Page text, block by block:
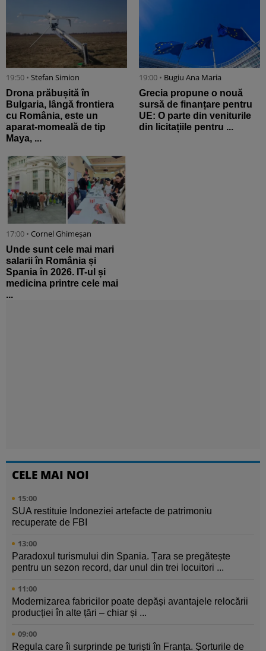
19:50 • Stefan Simion
Drona prăbușită în
Bulgaria, lângă frontiera
cu România, este un
aparat-momeală de tip
Maya, ...
19:00 • Bugiu ⁠Ana Maria
Grecia propune o nouă
sursă de finanțare pentru
UE: O parte din veniturile
din licitațiile pentru ...
17:00 • Cornel Ghimeșan
Unde sunt cele mai mari
salarii în România și
Spania în 2026. IT-ul și
medicina printre cele mai
...
CELE MAI NOI
15:00
SUA restituie Indoneziei artefacte de patrimoniu
recuperate de FBI
13:00
Paradoxul turismului din Spania. Țara se pregătește
pentru un sezon record, dar unul din trei locuitori ...
11:00
Modernizarea fabricilor poate depăși avantajele relocării
producției în alte țări – chiar și ...
09:00
Regula care îi surprinde pe turiști în Franța. Șorturile de